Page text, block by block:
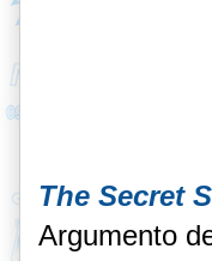
The Secret
Argumento